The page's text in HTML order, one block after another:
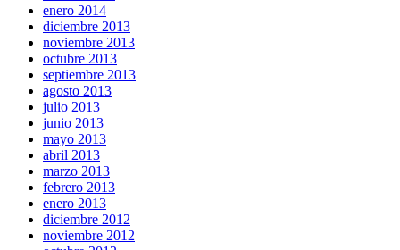
enero 2014
diciembre 2013
noviembre 2013
octubre 2013
septiembre 2013
agosto 2013
julio 2013
junio 2013
mayo 2013
abril 2013
marzo 2013
febrero 2013
enero 2013
diciembre 2012
noviembre 2012